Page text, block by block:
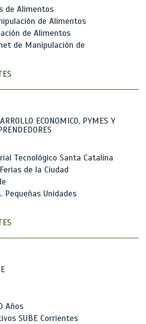
de Alimentos
de Alimentos
de Alimentos
de Manipulación de
ECONOMICO, PYMES Y
Tecnológico Santa Catalina
de la Ciudad
Pequeñas Unidades
Años
SUBE Corrientes